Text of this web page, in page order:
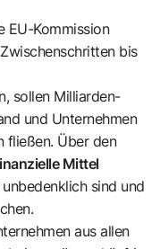
EU-Kommission
bis
sollen Milliarden-
und Unternehmen
fließen. Über den
Mittel
sind und
aus allen